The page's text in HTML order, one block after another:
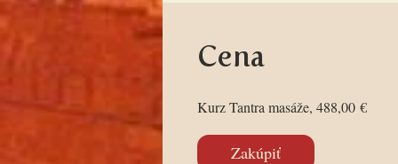
Cena
Kurz Tantra masáže, 488,00 €
Zakúpiť